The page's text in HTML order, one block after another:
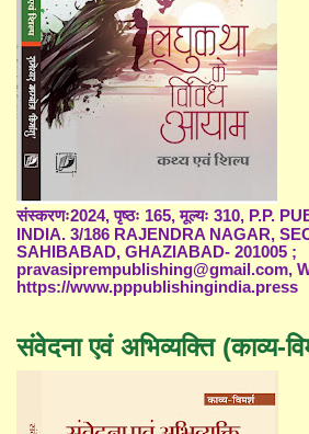
संस्करणः2024, पृष्ठः 165, मूल्यः 310, P.P.
INDIA. 3/186 RAJENDRA NAGAR,
SAHIBABAD, GHAZIABAD- 201005 ;
pravasiprempublishing@gmail.com,
https://www.pppublishingindia.press
संवेदना एवं अभिव्यक्ति (काव्य-